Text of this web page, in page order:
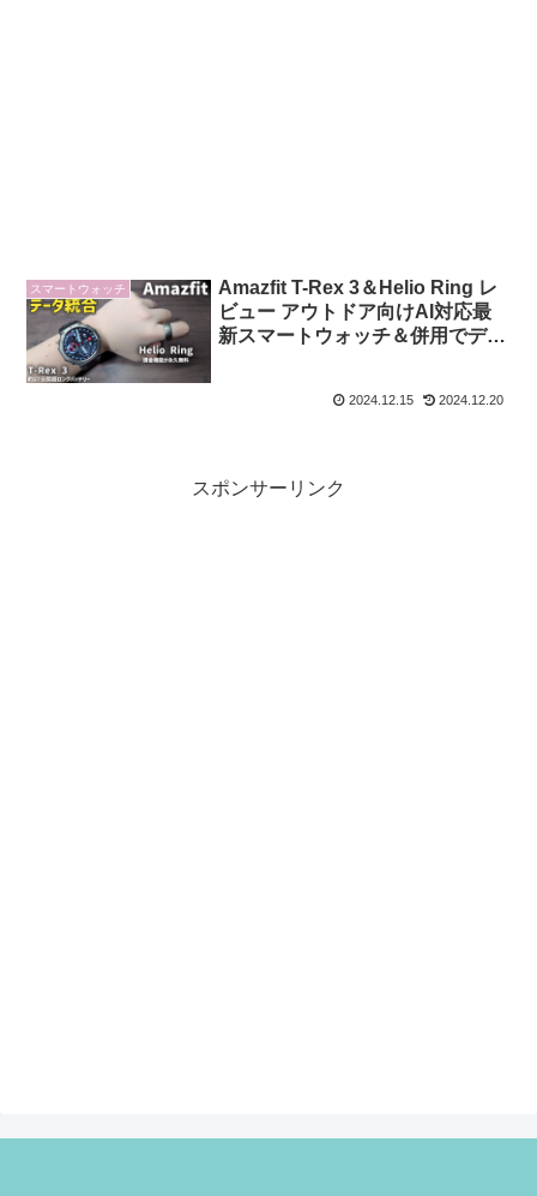
スマートウォッチ
Amazfit T-Rex 3＆Helio Ring レ
ビュー アウトドア向けAI対応最
新スマートウォッチ＆併用でデー
2024.12.15 2024.12.20
スポンサーリンク